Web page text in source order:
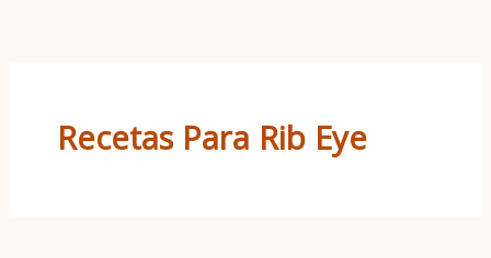
Recetas Para Rib Eye